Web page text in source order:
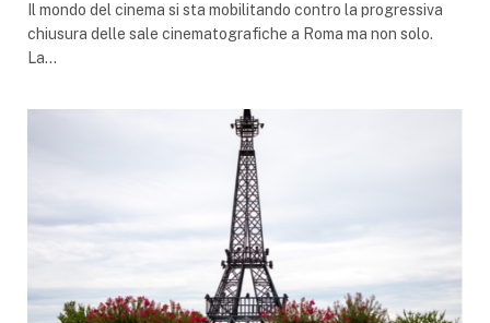
Il mondo del cinema si sta mobilitando contro la progressiva
chiusura delle sale cinematografiche a Roma ma non solo.
La…